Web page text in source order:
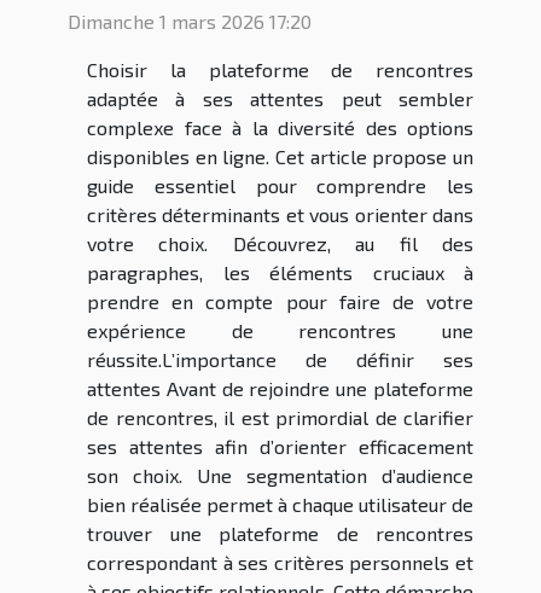
Dimanche 1 mars 2026 17:20
Choisir la plateforme de rencontres
adaptée à ses attentes peut sembler
complexe face à la diversité des options
disponibles en ligne. Cet article propose un
guide essentiel pour comprendre les
critères déterminants et vous orienter dans
votre choix. Découvrez, au fil des
paragraphes, les éléments cruciaux à
prendre en compte pour faire de votre
expérience de rencontres une
réussite.L’importance de définir ses
attentes Avant de rejoindre une plateforme
de rencontres, il est primordial de clarifier
ses attentes afin d’orienter efficacement
son choix. Une segmentation d’audience
bien réalisée permet à chaque utilisateur de
trouver une plateforme de rencontres
correspondant à ses critères personnels et